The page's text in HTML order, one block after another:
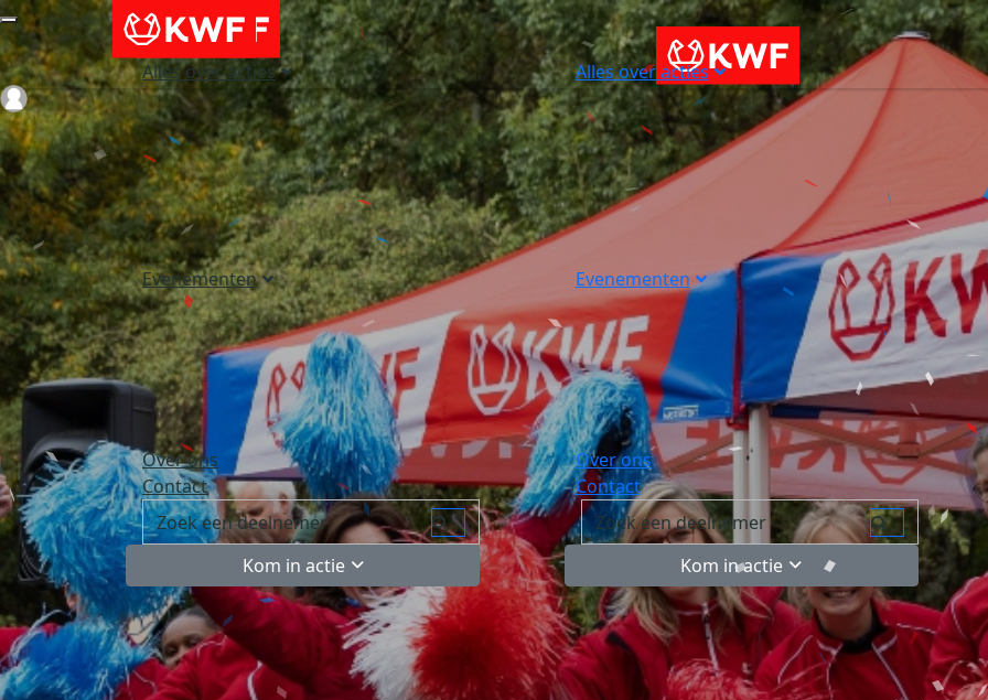
Alles over acties
Evenementen
Over ons
Contact
Kom in actie
Alles over acties
Evenementen
Over ons
Contact
Kom in actie
Login